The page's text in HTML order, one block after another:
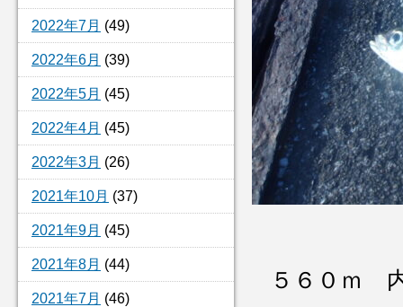
2022年7月 (49)
2022年6月 (39)
2022年5月 (45)
2022年4月 (45)
2022年3月 (26)
2021年10月 (37)
2021年9月 (45)
2021年8月 (44)
2021年7月 (46)
５６０ｍ